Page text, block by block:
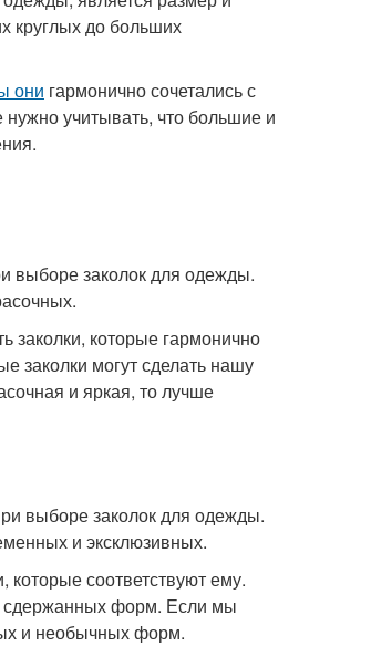
круглых до больших
они гармонично сочетались с
учитывать, что большие и
выборе заколок для одежды.
которые гармонично
заколки могут сделать нашу
и яркая, то лучше
выборе заколок для одежды.
и эксклюзивных.
соответствуют ему.
сдержанных форм. Если мы
и необычных форм.